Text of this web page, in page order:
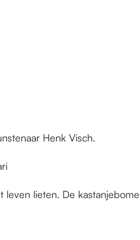
Henk Visch.
lieten. De